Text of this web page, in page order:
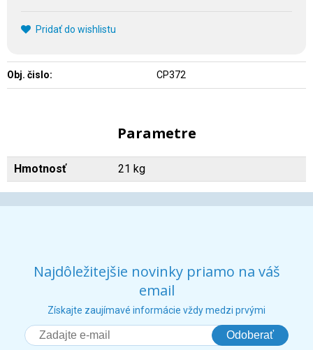
Pridať do wishlistu
Obj. čislo: CP372
Parametre
Hmotnosť 21 kg
Najdôležitejšie novinky priamo na váš
email
Získajte zaujímavé informácie vždy medzi prvými
Odoberať